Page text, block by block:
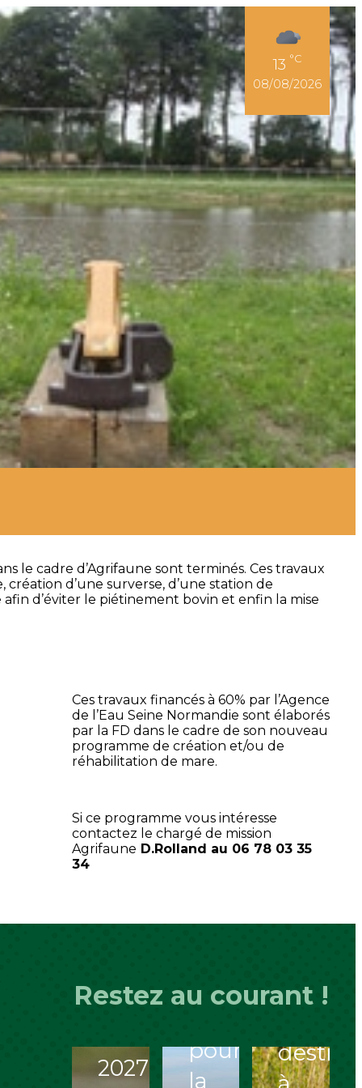
Espace Adhérent
son permis
08/08/2026
13 °C
le cadre d’Agrifaune sont terminés. Ces travaux
d’une surverse, d’une station de
d’éviter le piétinement bovin et enfin la mise
Ces travaux financés à 60% par l’Agence
de l’Eau Seine Normandie sont élaborés
par la FD dans le cadre de son nouveau
programme de création et/ou de
réhabilitation de mare.
Si ce programme vous intéresse
contactez le chargé de mission
Agrifaune D.Rolland au 06 78 03 35
34
Restez au courant !
d’eau
2027 :
Migrateurs
d’eau :
dates
pour
la
groupe